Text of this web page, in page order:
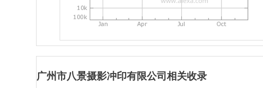
广州市八景摄影冲印有限公司相关收录